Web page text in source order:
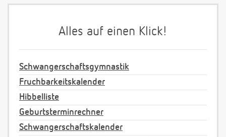
Alles auf einen Klick!
Schwangerschaftsgymnastik
Fruchbarkeitskalender
Hibbelliste
Geburtsterminrechner
Schwangerschaftskalender